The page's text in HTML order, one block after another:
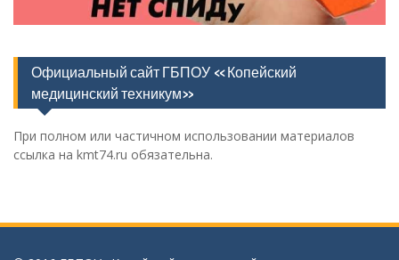
Официальный сайт ГБПОУ «Копейский
медицинский техникум»
При полном или частичном использовании материалов
ссылка на kmt74.ru обязательна.